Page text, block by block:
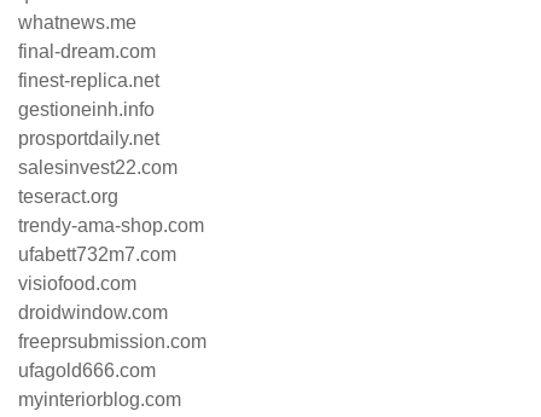
whatnews.me
final-dream.com
finest-replica.net
gestioneinh.info
prosportdaily.net
salesinvest22.com
teseract.org
trendy-ama-shop.com
ufabett732m7.com
visiofood.com
droidwindow.com
freeprsubmission.com
ufagold666.com
myinteriorblog.com